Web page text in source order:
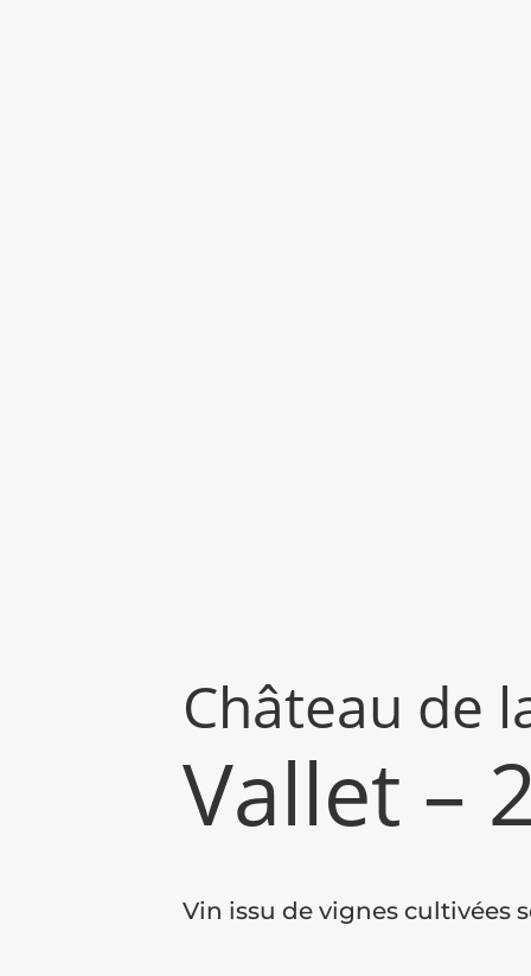
Châte­au de
Vallet –
Vin issu de vignes cultivées